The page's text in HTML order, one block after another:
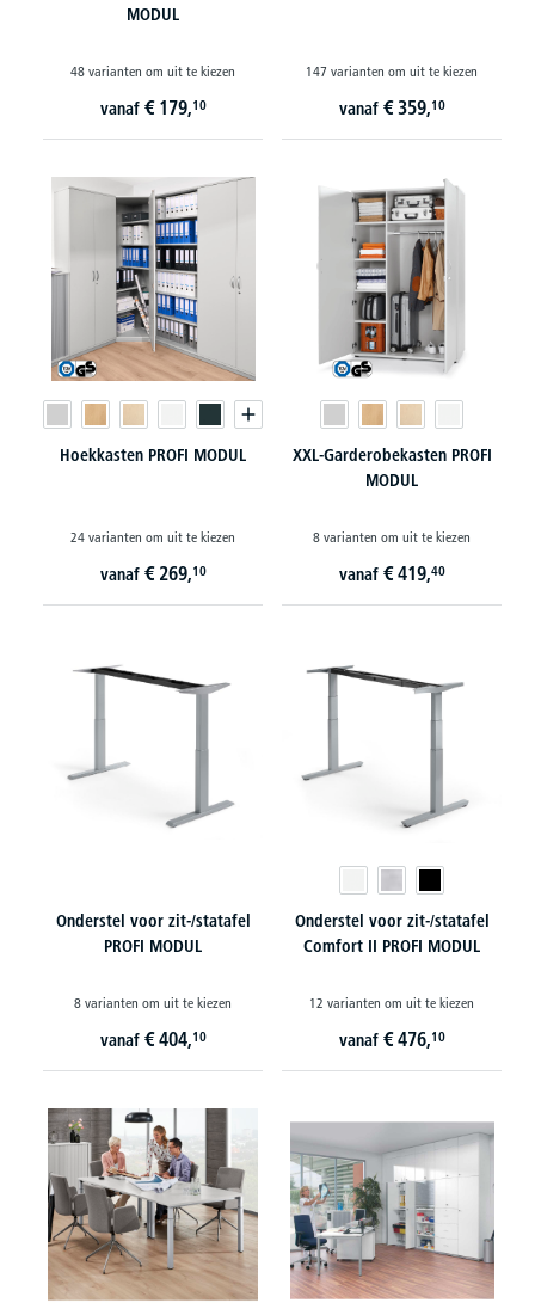
MODUL
48 varianten om uit te kiezen
vanaf € 179,10
147 varianten om uit te kiezen
vanaf € 359,10
Hoekkasten PROFI MODUL
24 varianten om uit te kiezen
vanaf € 269,10
XXL-Garderobekasten PROFI
MODUL
8 varianten om uit te kiezen
vanaf € 419,40
Onderstel voor zit-/statafel
PROFI MODUL
8 varianten om uit te kiezen
vanaf € 404,10
Onderstel voor zit-/statafel
Comfort II PROFI MODUL
12 varianten om uit te kiezen
vanaf € 476,10